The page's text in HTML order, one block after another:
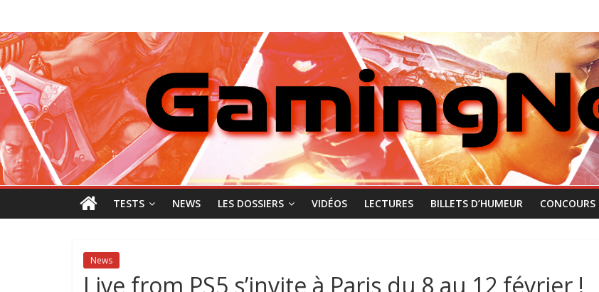
contenu
GamingNewZ
Tests
et
Actu
des
jeux
vidéo
TESTS NEWS LES DOSSIERS VIDÉOS LECTURES BILLETS D’HUMEUR CONCOURS
News
Live from PS5 s’invite à Paris du 8 au 12 février !